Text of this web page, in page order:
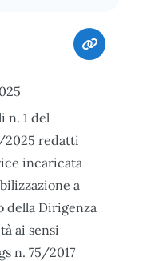
n. 1 del
redatti
incaricata
a
della Dirigenza
ai sensi
n. 75/2017